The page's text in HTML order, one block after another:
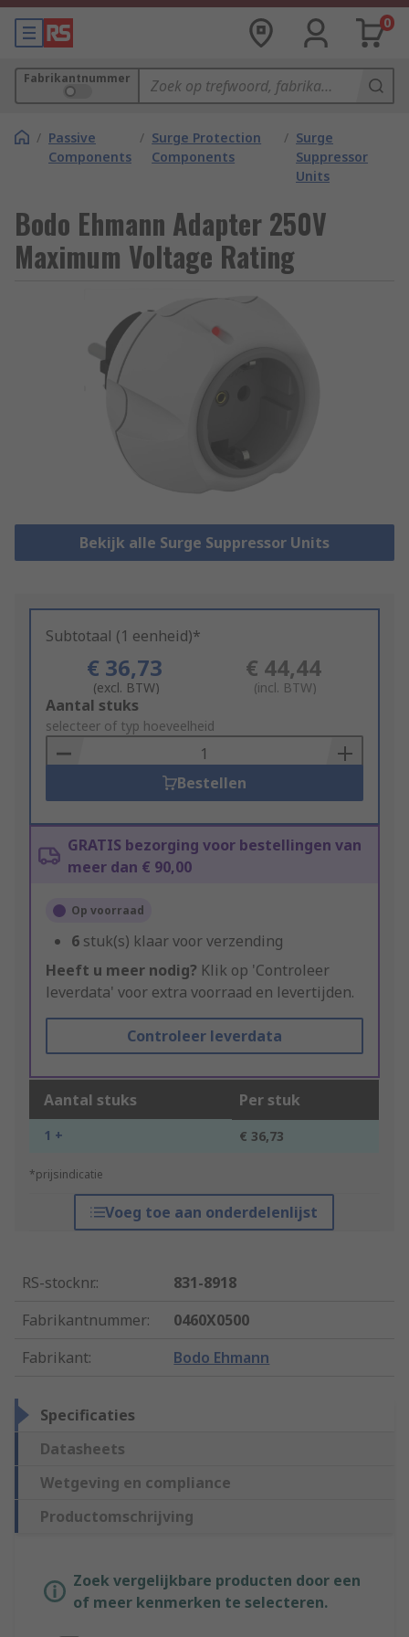
0
Fabrikantnummer
/ Passive
Components
/ Surge Protection
Components
/ Surge
Suppressor
Units
Bodo Ehmann Adapter 250V
Maximum Voltage Rating
Bekijk alle Surge Suppressor Units
Subtotaal (1 eenheid)*
€ 36,73
(excl. BTW)
€ 44,44
(incl. BTW)
Add
to
Basket
Aantal stuks
selecteer of typ hoeveelheid
Bestellen
GRATIS bezorging voor bestellingen van
meer dan € 90,00
Op voorraad
6 stuk(s) klaar voor verzending
Heeft u meer nodig? Klik op 'Controleer
leverdata' voor extra voorraad en levertijden.
Controleer leverdata
Aantal stuks Per stuk
1 + € 36,73
*prijsindicatie
Voeg toe aan onderdelenlijst
RS-stocknr.:
831-8918
Fabrikantnummer:
0460X0500
Fabrikant: Bodo Ehmann
Specificaties
Datasheets
Wetgeving en compliance
Productomschrijving
Zoek vergelijkbare producten door een
of meer kenmerken te selecteren.